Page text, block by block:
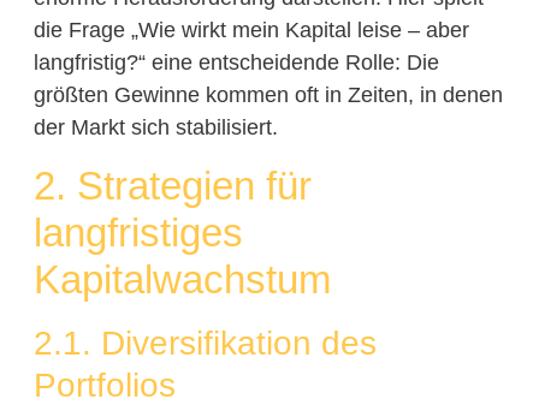
die Frage „Wie wirkt mein Kapital leise – aber
langfristig?“ eine entscheidende Rolle: Die
größten Gewinne kommen oft in Zeiten, in denen
der Markt sich stabilisiert.
2. Strategien für
langfristiges
Kapitalwachstum
2.1. Diversifikation des
Portfolios